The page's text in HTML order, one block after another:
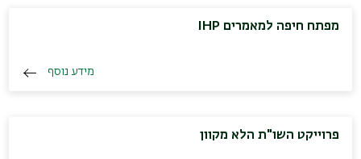
מפתח חיפה למאמרים IHP
מידע נוסף
פרוייקט השו"ת הלא מקוון